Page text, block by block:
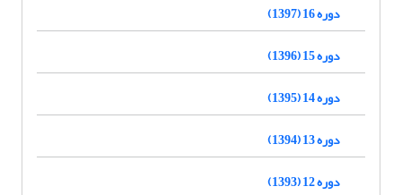
دوره 16 (1397)
دوره 15 (1396)
دوره 14 (1395)
دوره 13 (1394)
دوره 12 (1393)